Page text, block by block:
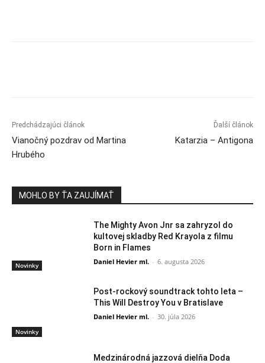
Predchádzajúci článok
Vianočný pozdrav od Martina
Hrubého
Ďalší článok
Katarzia – Antigona
MOHLO BY ŤA ZAUJÍMAŤ
Novinky
The Mighty Avon Jnr sa zahryzol do
kultovej skladby Red Krayola z filmu
Born in Flames
Daniel Hevier ml. - 6. augusta 2026
Novinky
Post-rockový soundtrack tohto leta –
This Will Destroy You v Bratislave
Daniel Hevier ml. - 30. júla 2026
Medzinárodná jazzová dielňa Doda